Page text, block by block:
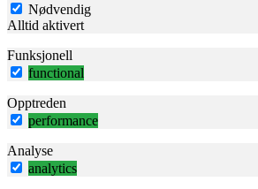
Nødvendig
Alltid aktivert
Funksjonell
functional
Opptreden
performance
Analyse
analytics